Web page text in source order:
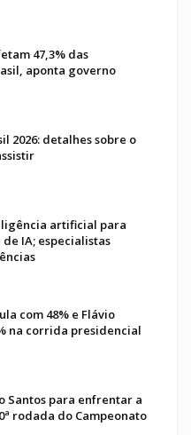
47,3% das
aponta governo
2026: detalhes sobre o
artificial para
IA; especialistas
com 48% e Flávio
na corrida presidencial
Santos para enfrentar a
rodada do Campeonato